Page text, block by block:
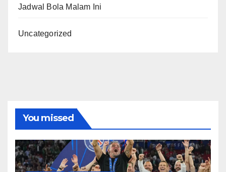
Jadwal Bola Malam Ini
Uncategorized
You missed